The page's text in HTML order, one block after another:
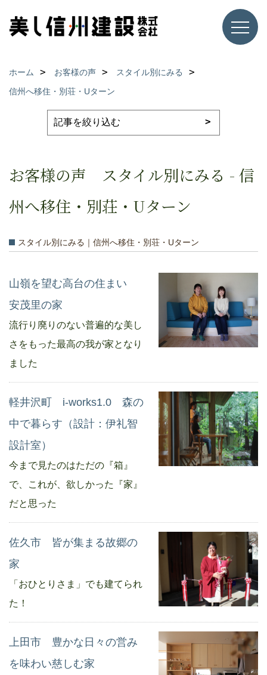
ホーム お客様の声
スタイル別にみる
信州へ移住・別荘・Uターン
お客様の声 スタイル別にみる - 信
州へ移住・別荘・Uターン
スタイル別にみる｜信州へ移住・別荘・Uターン
山嶺を望む高台の住まい
安茂里の家
流行り廃りのない普遍的な美し
さをもった最高の我が家となり
ました
軽井沢町 i-works1.0 森の
中で暮らす（設計：伊礼智
設計室）
今まで見たのはただの『箱』
で、これが、欲しかった『家』
だと思った
佐久市 皆が集まる故郷の
家
「おひとりさま」でも建てられ
た！
上田市 豊かな日々の営み
を味わい慈しむ家